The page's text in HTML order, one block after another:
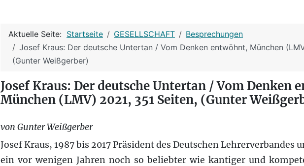
Aktuelle Seite: Startseite GESELLSCHAFT
Besprechungen
Josef Kraus: Der deutsche Untertan / Vom Denken entwöhnt, München
(Gunter Weißgerber)
Josef Kraus: Der deutsche Untertan / Vom Denken
München (LMV) 2021, 351 Seiten, (Gunter
von Gunter Weißgerber
Josef Kraus, 1987 bis 2017 Präsident des Deutschen Lehrerverbandes
ein vor wenigen Jahren noch so beliebter wie kantiger und